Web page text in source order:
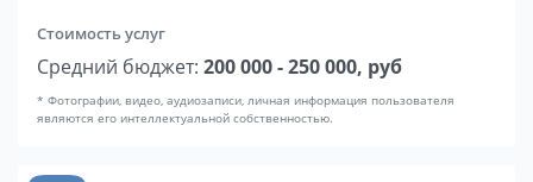
Стоимость услуг
Средний бюджет: 200 000 - 250 000, руб
* Фотографии, видео, аудиозаписи, личная информация пользователя
являются его интеллектуальной собственностью.